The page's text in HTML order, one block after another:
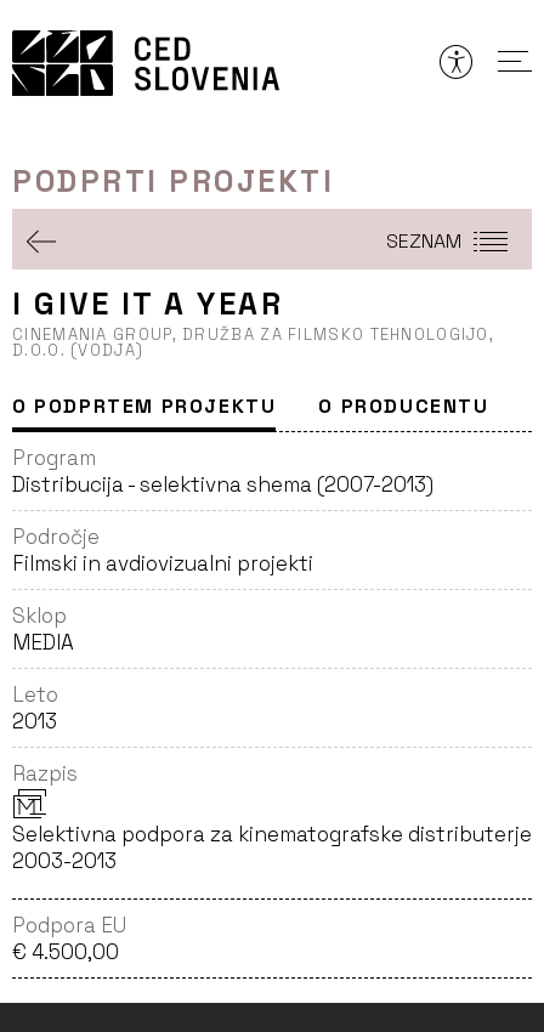
to
vsebine
PODPRTI PROJEKTI
SEZNAM
I GIVE IT A YEAR
CINEMANIA GROUP, DRUŽBA ZA FILMSKO TEHNOLOGIJO,
D.O.O. (VODJA)
O PODPRTEM PROJEKTU O PRODUCENTU
Program
Distribucija - selektivna shema (2007-2013)
Področje
Filmski in avdiovizualni projekti
Sklop
MEDIA
Leto
2013
Razpis
Selektivna podpora za kinematografske distributerje
2003-2013
Podpora EU
€ 4.500,00